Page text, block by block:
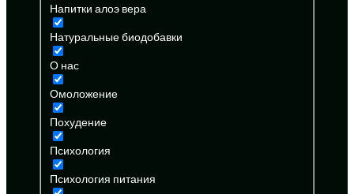
Напитки алоэ вера
Натуральные биодобавки
О нас
Омоложение
Похудение
Психология
Психология питания